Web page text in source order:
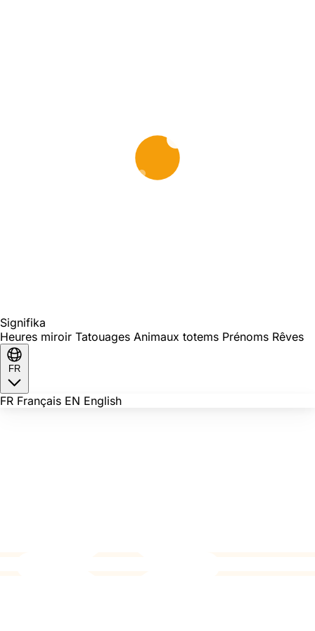
Signifika
Heures miroir Tatouages Animaux totems Prénoms Rêves
FR
FR Français EN English